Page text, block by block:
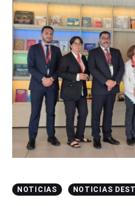
NOTICIAS NOTICIAS